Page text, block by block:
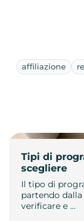
affiliazione
Tipi di
scegliere
Il tipo di
partendo
verificare e …